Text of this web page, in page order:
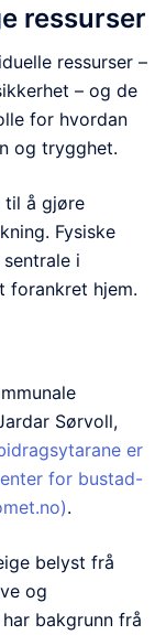
ressurser
ressurser –
– og de
for hvordan
og trygghet.
til å gjøre
Fysiske
i
forankret hjem.
Sørvoll,
er
for bustad-
.
belyst frå
og
bakgrunn frå